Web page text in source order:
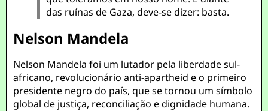
das ruínas de Gaza, deve-se dizer: basta.
Nelson Mandela
Nelson Mandela foi um lutador pela liberdade sul-
africano, revolucionário anti-apartheid e o primeiro
presidente negro do país, que se tornou um símbolo
global de justiça, reconciliação e dignidade humana.